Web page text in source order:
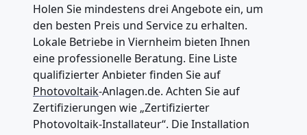
Holen Sie mindestens drei Angebote ein, um
den besten Preis und Service zu erhalten.
Lokale Betriebe in Viernheim bieten Ihnen
eine professionelle Beratung. Eine Liste
qualifizierter Anbieter finden Sie auf
Photovoltaik-Anlagen.de. Achten Sie auf
Zertifizierungen wie „Zertifizierter
Photovoltaik-Installateur“. Die Installation